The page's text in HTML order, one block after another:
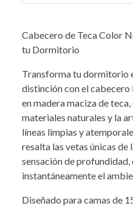
Cabecero de Teca Color
tu Dormitorio
Transforma tu dormitorio
distinción con el cabecero
en madera maciza de
materiales naturales y la
líneas limpias y
resalta las vetas únicas de
sensación de
instantáneamente el
Diseñado para camas de